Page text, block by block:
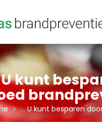
kunt
… U kunt besparen